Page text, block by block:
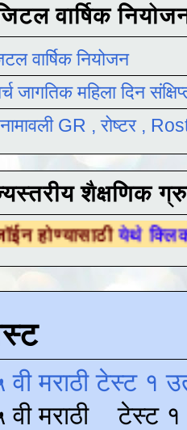
वार्षिक
वार्षिक नियोजन
जागतिक महिला दिन
GR , रोष्टर ,
शैक्षणिक
येथे क्लिक करा .
वी मराठी टेस्ट १
५ वी मराठी टेस्ट